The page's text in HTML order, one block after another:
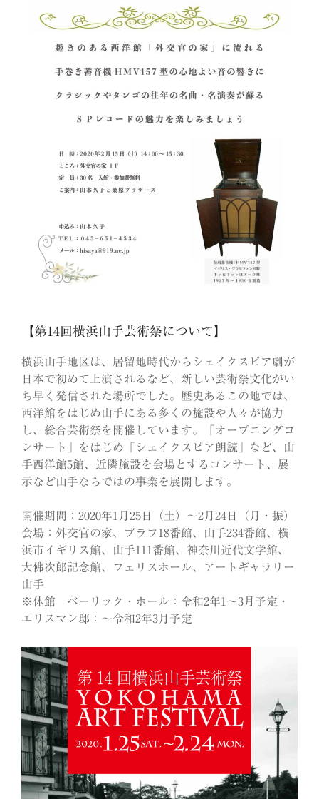
【第14回横浜山手芸術祭について】
横浜山手地区は、居留地時代からシェイクスピア劇が
日本で初めて上演されるなど、新しい芸術祭文化がい
ち早く発信された場所でした。歴史あるこの地では、
西洋館をはじめ山手にある多くの施設や人々が協力
し、総合芸術祭を開催しています。「オープニングコ
ンサート」をはじめ「シェイクスピア朗読」など、山
手西洋館5館、近隣施設を会場とするコンサート、展
示など山手ならではの事業を展開します。
開催期間：2020年1月25日（土）～2月24日（月・振）
会場：外交官の家、ブラフ18番館、山手234番館、横
浜市イギリス館、山手111番館、神奈川近代文学館、
大佛次郎記念館、フェリスホール、アートギャラリー
山手
※休館 ベーリック・ホール：令和2年1～3月予定・
エリスマン邸：～令和2年3月予定